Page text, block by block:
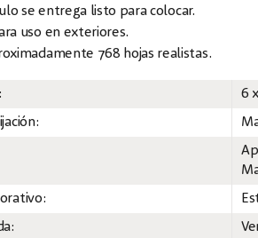
se entrega listo para colocar.
uso en exteriores.
768 hojas realistas.
6